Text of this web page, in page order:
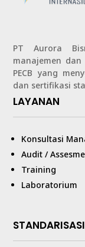
PT Aurora
manajemen
PECB yang
dan sertifikasi
LAYANAN
Konsultasi
Audit /
Training
Laboratorium
STANDARISASI